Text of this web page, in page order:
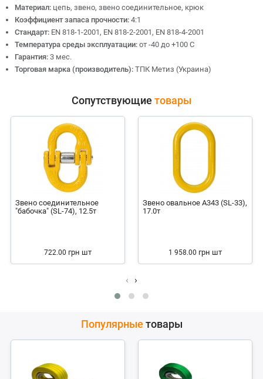
Материал: цепь, звено, звено соединительное, крюк
Коэффициент запаса прочности: 4:1
Стандарт: EN 818-1-2001, EN 818-2-2001, EN 818-4-2001
Температура среды эксплуатации: от -40 до +100 С
Гарантия: 3 мес.
Торговая марка (производитель): ТПК Метиз (Украина)
Сопутствующие товары
Звено соединительное
"бабочка" (SL-74), 12.5т
722.00 грн шт
Звено овальное А343 (SL-33),
17.0т
1 958.00 грн шт
‹ ›
Популярные товары